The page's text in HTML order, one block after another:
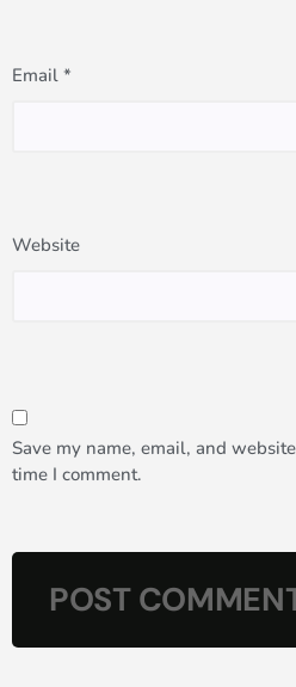
Email *
Website
Save my name, email, and
time I comment.